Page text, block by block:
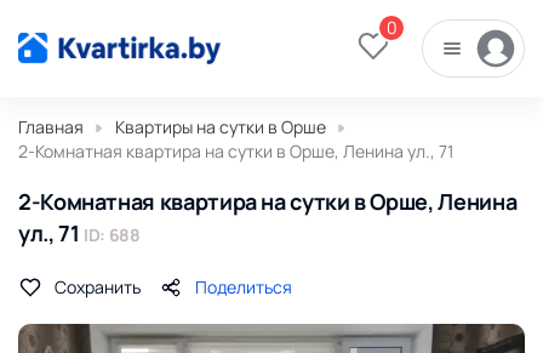
0
Главная
Квартиры на сутки в Орше
2-Комнатная квартира на сутки в Орше, Ленина ул., 71
2-Комнатная квартира на сутки в Орше, Ленина
ул., 71 ID: 688
Сохранить Поделиться